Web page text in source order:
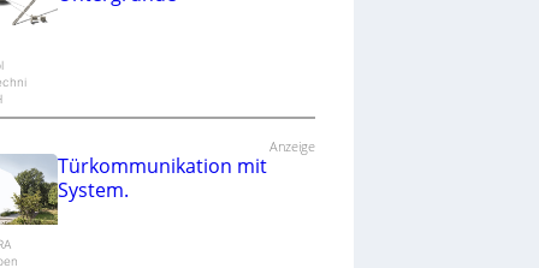
Anzeige
Türkommunikation mit
System.